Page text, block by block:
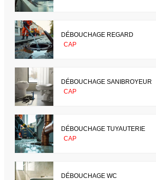
DÉBOUCHAGE REGARD
CAP
DÉBOUCHAGE SANIBROYEUR
CAP
DÉBOUCHAGE TUYAUTERIE
CAP
DÉBOUCHAGE WC